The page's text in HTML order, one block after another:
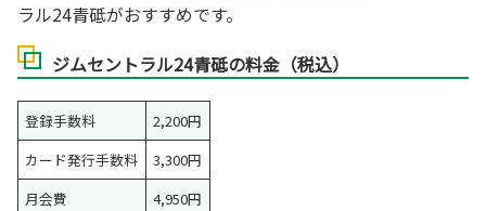
ラル24青砥がおすすめです。
ジムセントラル24青砥の料金（税込）
登録手数料
2,200円
カード発行手数料
3,300円
月会費
4,950円